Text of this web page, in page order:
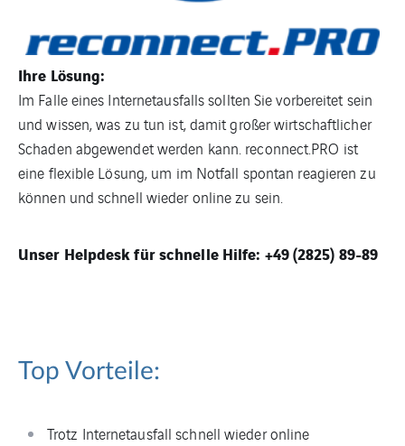
Ihre Lösung:
Im Falle eines Internetausfalls sollten Sie vorbereitet sein
und wissen, was zu tun ist, damit großer wirtschaftlicher
Schaden abgewendet werden kann. reconnect.PRO ist
eine flexible Lösung, um im Notfall spontan reagieren zu
können und schnell wieder online zu sein.
Unser Helpdesk für schnelle Hilfe: +49 (2825) 89-89
Top Vorteile:
Trotz Internetausfall schnell wieder online